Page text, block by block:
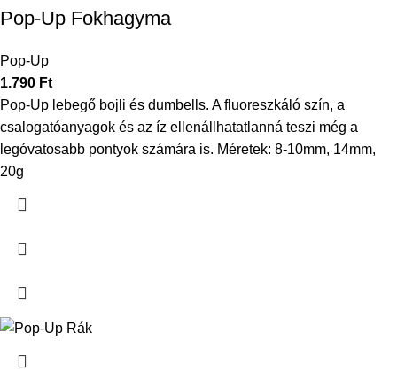
Pop-Up Fokhagyma
Pop-Up
1.790 Ft
Pop-Up lebegő bojli és dumbells. A fluoreszkáló szín, a
csalogatóanyagok és az íz ellenállhatatlanná teszi még a
legóvatosabb pontyok számára is. Méretek: 8-10mm, 14mm,
20g